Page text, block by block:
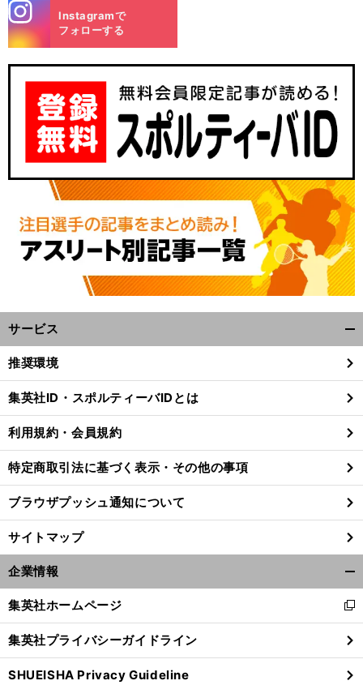
前
m
Instagramで
フォローする
サービス
閉
る
推奨環境
集英社ID・スポルティーバIDとは
利用規約・会員規約
特定商取引法に基づく表示・その他の事項
ブラウザプッシュ通知について
サイトマップ
企業情報
閉
る
集英社ホームページ
新
し
い
ウ
ィ
集英社プライバシーガイドライン
SHUEISHA Privacy Guideline